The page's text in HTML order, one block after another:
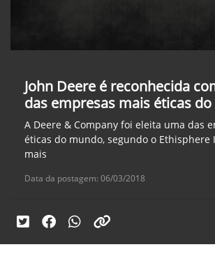
John Deere é reconhecida
das empresas mais éticas
A Deere & Company foi eleita uma das
éticas do mundo, segundo o Ethisphere
mais
Data da postagem: 06/03/2018